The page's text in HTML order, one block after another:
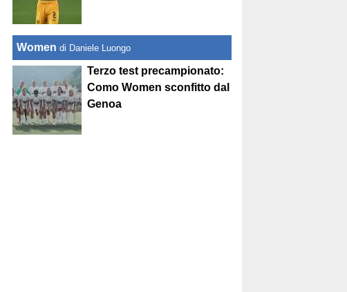
Women di Daniele Luongo
Terzo test precampionato:
Como Women sconfitto dal
Genoa